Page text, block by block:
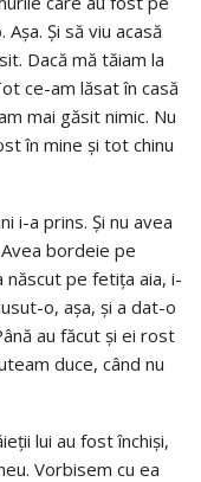
Şi să viu acasă
Dacă mă tăiam la
ce-am lăsat în casă
mai găsit nimic. Nu
în mine şi tot chinu
i-a prins. Şi nu avea
bordeie pe
născut pe fetiţa aia, i-
o, aşa, şi a dat-o
au făcut şi ei rost
duce, când nu
lui au fost închişi,
Vorbisem cu ea